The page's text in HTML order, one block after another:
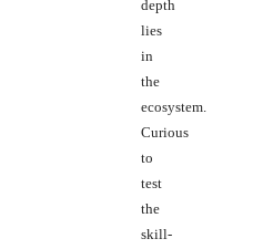
depth
lies
in
the
ecosystem.
Curious
to
test
the
skill-